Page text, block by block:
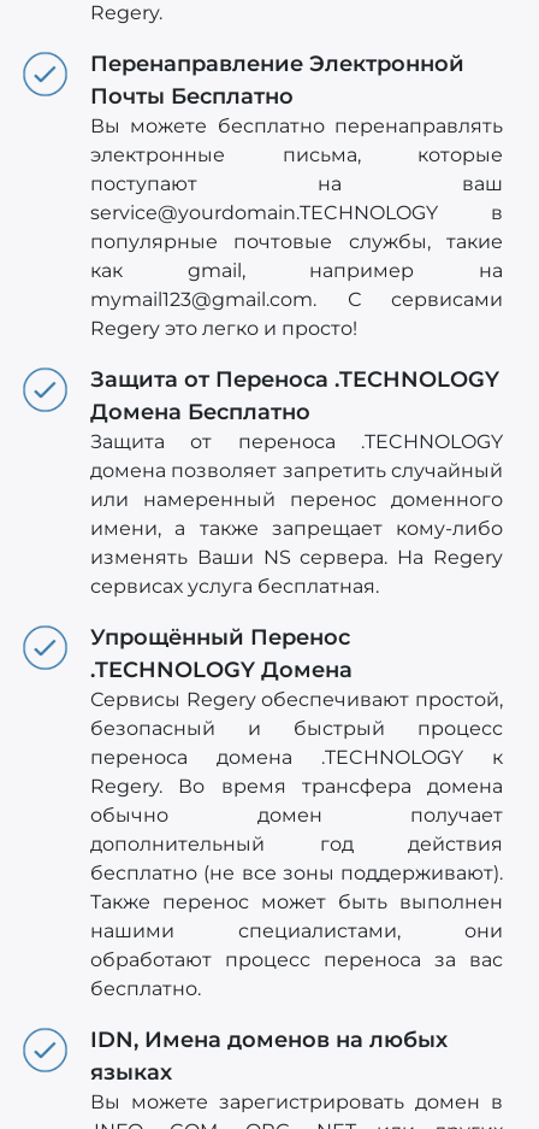
Regery.
Перенаправление Электронной
Почты Бесплатно
Вы можете бесплатно перенаправлять
электронные письма, которые
поступают на ваш
service@yourdomain.TECHNOLOGY в
популярные почтовые службы, такие
как gmail, например на
mymail123@gmail.com. С сервисами
Regery это легко и просто!
Защита от Переноса .TECHNOLOGY
Домена Бесплатно
Защита от переноса .TECHNOLOGY
домена позволяет запретить случайный
или намеренный перенос доменного
имени, а также запрещает кому-либо
изменять Ваши NS сервера. На Regery
сервисах услуга бесплатная.
Упрощённый Перенос
.TECHNOLOGY Домена
Сервисы Regery обеспечивают простой,
безопасный и быстрый процесс
переноса домена .TECHNOLOGY к
Regery. Во время трансфера домена
обычно домен получает
дополнительный год действия
бесплатно (не все зоны поддерживают).
Также перенос может быть выполнен
нашими специалистами, они
обработают процесс переноса за вас
бесплатно.
IDN, Имена доменов на любых
языках
Вы можете зарегистрировать домен в